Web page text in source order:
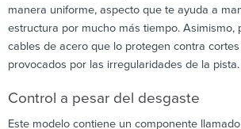
manera uniforme, aspecto que te ayuda a
estructura por mucho más tiempo. Asimismo,
cables de acero que lo protegen contra
provocados por las irregularidades de la pista.
Control a pesar del desgaste
Este modelo contiene un componente